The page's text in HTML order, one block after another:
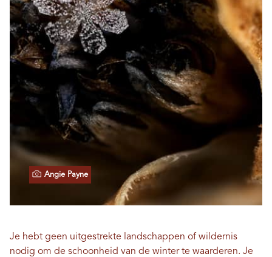
Angie Payne
Je hebt geen uitgestrekte landschappen of wildernis
nodig om de schoonheid van de winter te waarderen. Je